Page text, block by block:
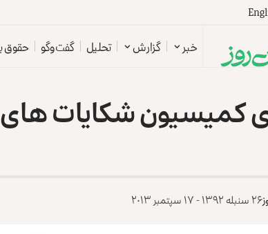
خبر گزارش تحلیل گفت‌وگو حقوق
کمیسیون شکایات های
۲۶ سنبله ۱۳۹۲ - ۱۷ سپتمبر ۲۰۱۳